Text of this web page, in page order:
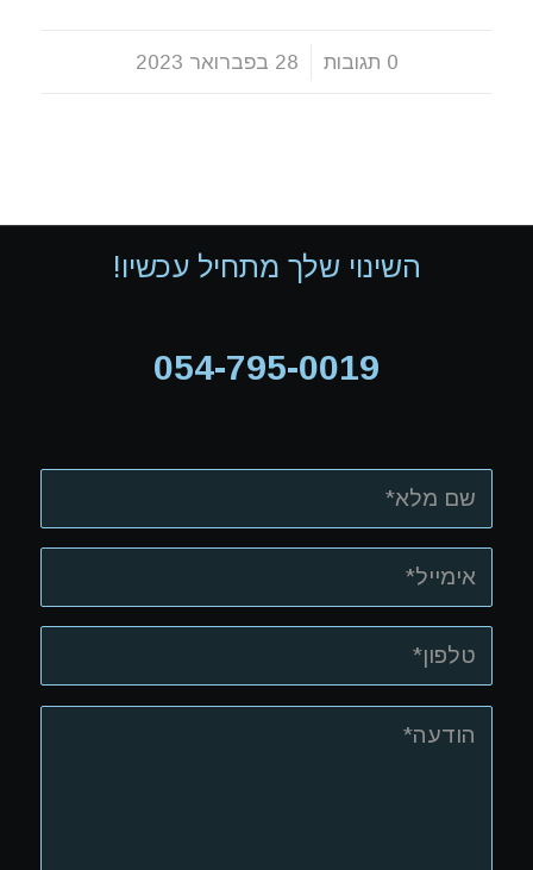
0 תגובות
/ 28 בפברואר 2023
השינוי שלך מתחיל עכשיו!
054-795-0019